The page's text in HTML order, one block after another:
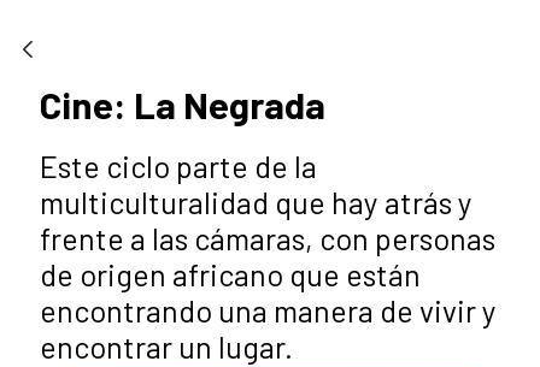
Cine: La Negrada
Este ciclo parte de la
multiculturalidad que hay atrás y
frente a las cámaras, con personas
de origen africano que están
encontrando una manera de vivir y
encontrar un lugar.